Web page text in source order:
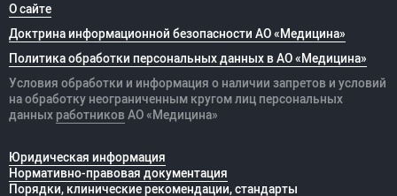
О сайте
Доктрина информационной безопасности АО «Медицина»
Политика обработки персональных данных в АО «Медицина»
Условия обработки и информация о наличии запретов и условий
на обработку неограниченным кругом лиц персональных
данных работников АО «Медицина»
Юридическая информация
Нормативно-правовая документация
Порядки, клинические рекомендации, стандарты